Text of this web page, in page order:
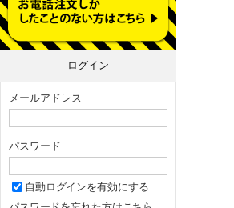
ログイン
メールアドレス
パスワード
自動ログインを有効にする